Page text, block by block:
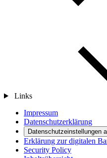
Links
Impressum
Datenschutzerklärung
Datenschutzeinstellungen
Erklärung zur digitalen
Security Policy